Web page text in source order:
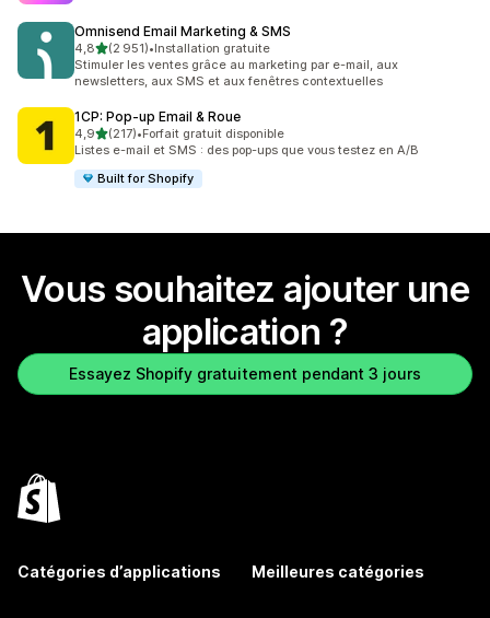
Omnisend Email Marketing & SMS
4,8étoile(s) sur 5
(2 951)
2951 avis au total
•Installation gratuite
Stimuler les ventes grâce au marketing par e-mail, aux
newsletters, aux SMS et aux fenêtres contextuelles
1CP: Pop‑up Email & Roue
4,9étoile(s) sur 5
(217)
217 avis au total
•Forfait gratuit disponible
Listes e-mail et SMS : des pop-ups que vous testez en A/B
Built for Shopify
Vous souhaitez ajouter une
application ?
Essayez Shopify gratuitement pendant 3 jours
Catégories d’applications Meilleures catégories